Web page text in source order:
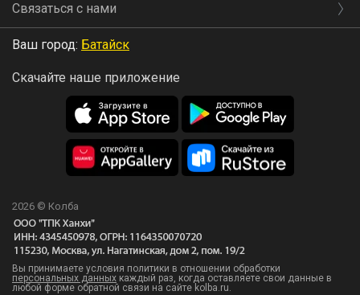
Связаться с нами
Ваш город: Батайск
Скачайте наше приложение
2026 © Колба
Вы принимаете условия политики в отношении обработки
персональных данных каждый раз, когда оставляете свои данные в
любой форме обратной связи на сайте kolba.ru.